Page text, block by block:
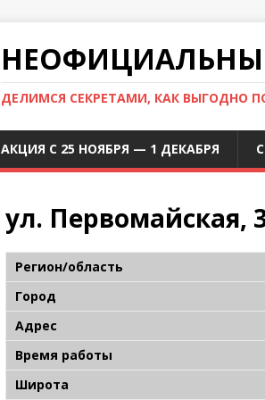
ДЕЛИМСЯ СЕКРЕТАМИ, КАК ВЫГОДНО
АКЦИЯ С 25 НОЯБРЯ — 1 ДЕКАБРЯ
ул. Первомайская,
Регион/область
Город
Адрес
Время работы
Широта